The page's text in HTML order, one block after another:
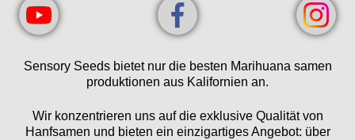
Sensory Seeds bietet nur die besten Marihuana samen
produktionen aus Kalifornien an.
Wir konzentrieren uns auf die exklusive Qualität von
Hanfsamen und bieten ein einzigartiges Angebot: über